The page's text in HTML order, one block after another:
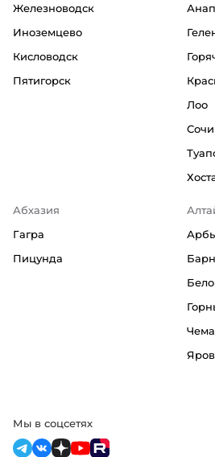
Железноводск
Иноземцево
Кисловодск
Пятигорск
Лоо
Сочи
Абхазия
Гагра
Пицунда
Мы в соцсетях